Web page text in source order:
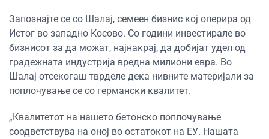
Запознајте се со Шалај, семеен бизнис кој оперира од
Истог во западно Косово. Со години инвестирале во
бизнисот за да можат, најнакрај, да добијат удел од
градежната индустрија вредна милиони евра. Во
Шалај отсекогаш тврделе дека нивните материјали за
поплочување се со германски квалитет.
„Квалитетот на нашето бетонско поплочување
соодветствува на оној во остатокот на ЕУ. Нашата